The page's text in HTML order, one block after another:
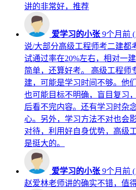
讲的非常好，推荐
爱学习的小张 9个月前
说/大部分高级工程师考二建都
试通过率在20%左右，相对一
简单，还算好考。 高级工程师
建，可能是学习时间不够。他
也可能目标不明确，盲目复习
后看不完内容。还有学习时杂
心。另外，学习方法不对也会
对待，利用好自身优势，高级
是挺大的。
爱学习的小张 9个月前
赵爱林老师讲的确实不错，值得